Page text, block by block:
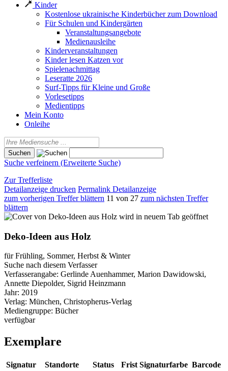
Kinder
Kostenlose ukrainische Kinderbücher zum Download
Für Schulen und Kindergärten
Veranstaltungsangebote
Medienausleihe
Kinderveranstaltungen
Kinder lesen Katzen vor
Spielenachmittag
Leseratte 2026
Surf-Tipps für Kleine und Große
Vorlesetipps
Medientipps
Mein Konto
Onleihe
Suche verfeinern (Erweiterte Suche)
Zur Trefferliste
Detailanzeige drucken Permalink Detailanzeige
zum vorherigen Treffer blättern 11 von 27 zum nächsten Treffer
blättern
wird in neuem Tab geöffnet
Deko-Ideen aus Holz
für Frühling, Sommer, Herbst & Winter
Suche nach diesem Verfasser
Verfasserangabe: Gerlinde Auenhammer, Marion Dawidowski,
Annette Diepolder, Sigrid Heinzmann
Jahr: 2019
Verlag: München, Christopherus-Verlag
Mediengruppe: Bücher
verfügbar
Exemplare
Signatur Standorte Status Frist Signaturfarbe Barcode